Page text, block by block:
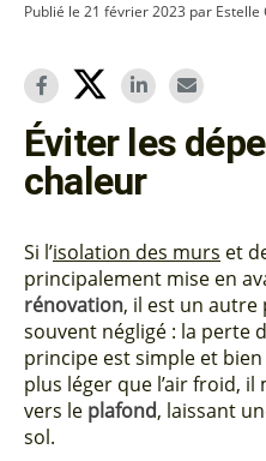
Publié le 21 février 2023 par Estelle
Éviter les
chaleur
Si l’isolation des murs et
principalement mise en
rénovation, il est un autre
souvent négligé : la perte
principe est simple et bien
plus léger que l’air froid,
vers le plafond, laissant
sol.